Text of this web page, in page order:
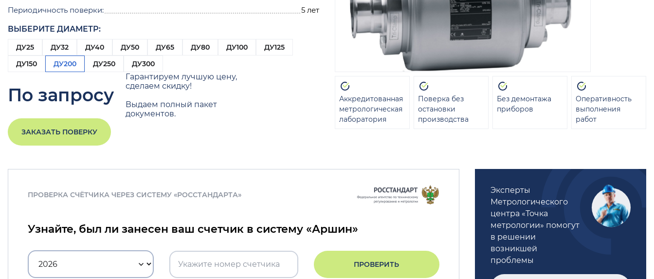
Периодичность поверки:
5 лет
ВЫБЕРИТЕ ДИАМЕТР:
ДУ25 ДУ32 ДУ40 ДУ50 ДУ65 ДУ80 ДУ100
ДУ125
ДУ150
ДУ200 ДУ250 ДУ300
По запросу
Гарантируем лучшую цену,
сделаем скидку!
Выдаем полный пакет
документов.
ЗАКАЗАТЬ ПОВЕРКУ
Аккредитованная
метрологическая
лаборатория
Поверка без
остановки
производства
Без демонтажа
приборов
Оперативность
выполнения
работ
ПРОВЕРКА СЧЁТЧИКА ЧЕРЕЗ СИСТЕМУ «РОССТАНДАРТА»
Узнайте, был ли занесен ваш счетчик в систему «Аршин»
ПРОВЕРИТЬ
Эксперты
Метрологического
центра «Точка
метрологии» помогут
в решении
возникшей
проблемы